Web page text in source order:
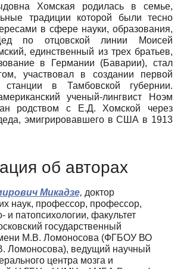
Хомская родилась в семье,
традиции которой были тесно
в сфере науки, образования,
по отцовской линии Моисей
единственный из трех братьев,
в Германии (Баварии), стал
участвовал в создании первой
станции в Тамбовской губернии.
ученый-лингвист Ноэм
родством с Е.Д. Хомской через
эмигрировавшего в США в 1913
об авторах
Микадзе, доктор
наук, профессор, профессор,
и патопсихологии, факультет
государственный
М.В. Ломоносова (ФГБОУ ВО
Ломоносова), ведущий научный
центра мозга и